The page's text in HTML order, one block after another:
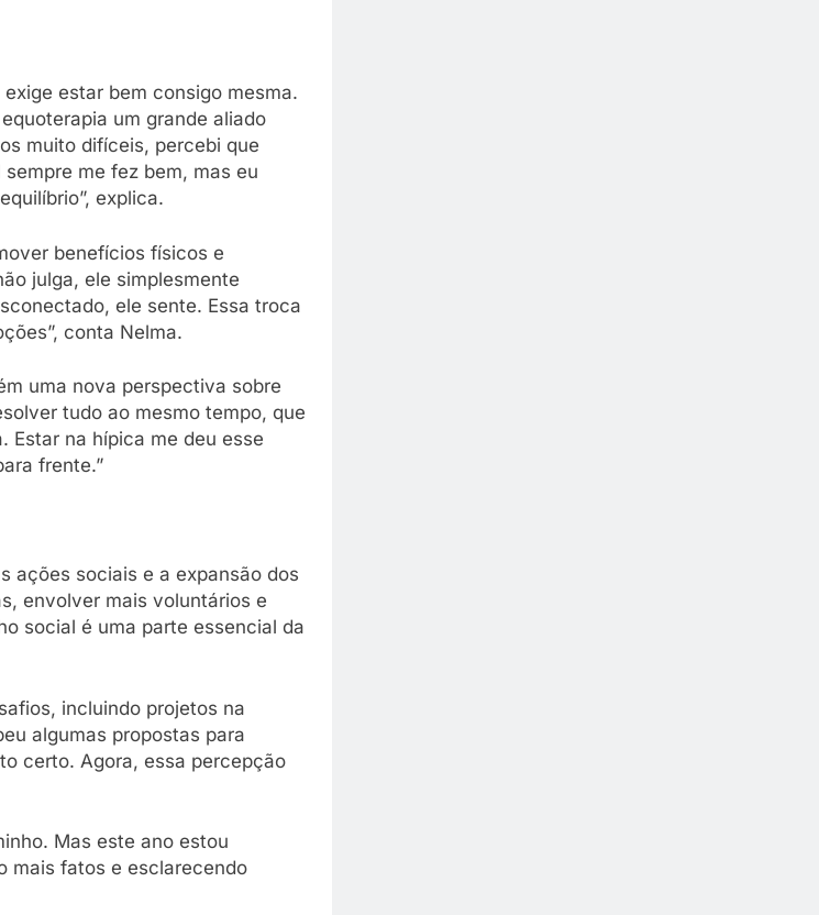
estar bem consigo mesma.
um grande aliado
muito difíceis, percebi que
me fez bem, mas eu
explica.
benefícios físicos e
julga, ele simplesmente
ele sente. Essa troca
conta Nelma.
uma nova perspectiva sobre
tudo ao mesmo tempo, que
Estar na hípica me deu esse
frente.”
ações sociais e a expansão dos
envolver mais voluntários e
social é uma parte essencial da
incluindo projetos na
algumas propostas para
certo. Agora, essa percepção
Mas este ano estou
mais fatos e esclarecendo